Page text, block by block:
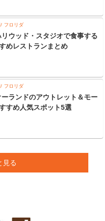
フロリダ
ウッド・スタジオで食事する
めレストランまとめ
フロリダ
ーランドのアウトレット＆モー
すめ人気スポット5選
見る